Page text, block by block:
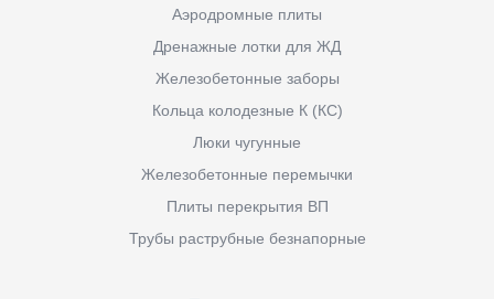
Аэродромные плиты
Дренажные лотки для ЖД
Железобетонные заборы
Кольца колодезные К (КС)
Люки чугунные
Железобетонные перемычки
Плиты перекрытия ВП
Трубы раструбные безнапорные